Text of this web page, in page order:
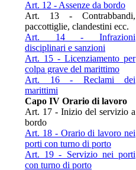
Art. 12 - Assenze da bordo
Art. 13 - Contrabbandi,
paccottiglie, clandestini ecc.
Art. 14 - Infrazioni
disciplinari e sanzioni
Art. 15 - Licenziamento per
colpa grave del marittimo
Art. 16 - Reclami dei
marittimi
Capo IV Orario di lavoro
Art. 17 - Inizio del servizio a
bordo
Art. 18 - Orario di lavoro nei
porti con turno di porto
Art. 19 - Servizio nei porti
con turno di porto